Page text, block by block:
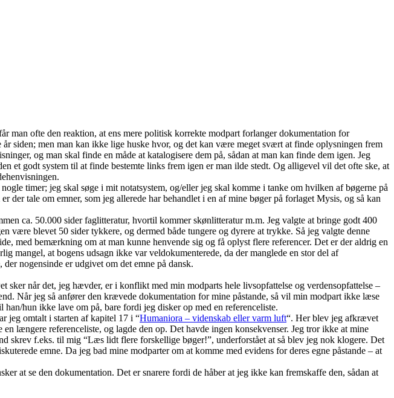
man ofte den reaktion, at ens mere politisk korrekte modpart forlanger dokumentation for
siden; men man kan ikke lige huske hvor, og det kan være meget svært at finde oplysningen frem
og man skal finde en måde at katalogisere dem på, sådan at man kan finde dem igen. Jeg
et godt system til at finde bestemte links frem igen er man ilde stedt. Og alligevel vil det ofte ske, at
timer; jeg skal søge i mit notatsystem, og/eller jeg skal komme i tanke om hvilken af bøgerne på
tale om emner, som jeg allerede har behandlet i en af mine bøger på forlaget Mysis, og så kan
ca. 50.000 sider faglitteratur, hvortil kommer skønlitteratur m.m. Jeg valgte at bringe godt 400
blevet 50 sider tykkere, og dermed både tungere og dyrere at trykke. Så jeg valgte denne
med bemærkning om at man kunne henvende sig og få oplyst flere referencer. Det er der aldrig en
mangel, at bogens udsagn ikke var veldokumenterede, da der manglede en stor del af
nogensinde er udgivet om det emne på dansk.
sker når det, jeg hævder, er i konflikt med min modparts hele livsopfattelse og verdensopfattelse –
Når jeg så anfører den krævede dokumentation for mine påstande, så vil min modpart ikke læse
hun ikke lave om på, bare fordi jeg disker op med en referenceliste.
jeg omtalt i starten af kapitel 17 i “Humaniora – videnskab eller varm luft“. Her blev jeg afkrævet
længere referenceliste, og lagde den op. Det havde ingen konsekvenser. Jeg tror ikke at mine
skrev f.eks. til mig “Læs lidt flere forskellige bøger!”, underforstået at så blev jeg nok klogere. Det
emne. Da jeg bad mine modparter om at komme med evidens for deres egne påstande – at
at se den dokumentation. Det er snarere fordi de håber at jeg ikke kan fremskaffe den, sådan at